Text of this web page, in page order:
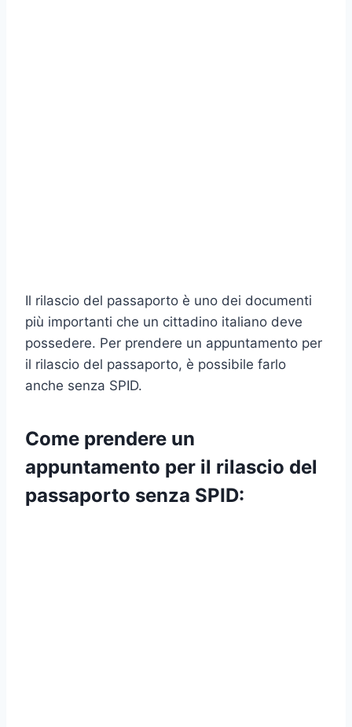
Il rilascio del passaporto è uno dei documenti
più importanti che un cittadino italiano deve
possedere. Per prendere un appuntamento per
il rilascio del passaporto, è possibile farlo
anche senza SPID.
Come prendere un
appuntamento per il rilascio del
passaporto senza SPID: